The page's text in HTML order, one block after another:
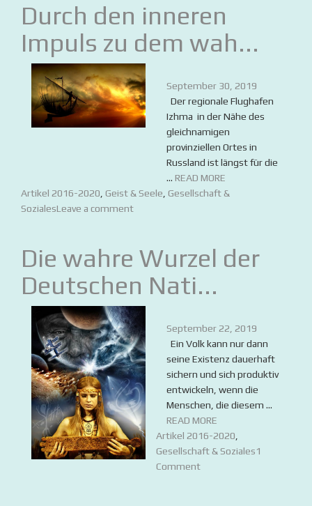
Durch den inneren
Impuls zu dem wah...
September 30, 2019
Der regionale Flughafen
Izhma in der Nähe des
gleichnamigen
provinziellen Ortes in
Russland ist längst für die
... READ MORE
Artikel 2016-2020 Geist & Seele Gesellschaft &
SozialesLeave a comment
Die wahre Wurzel der
Deutschen Nati...
September 22, 2019
Ein Volk kann nur dann
seine Existenz dauerhaft
sichern und sich produktiv
entwickeln, wenn die
Menschen, die diesem ...
READ MORE
Artikel 2016-2020
Gesellschaft & Soziales1
Comment